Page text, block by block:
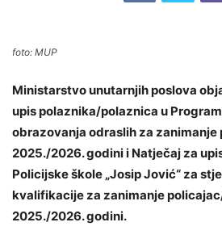
foto: MUP
Ministarstvo unutarnjih poslova
upis polaznika/polaznica u
obrazovanja odraslih za
2025./2026. godini i Natječaj za
Policijske škole „Josip Jović“ za
kvalifikacije za zanimanje
2025./2026. godini.